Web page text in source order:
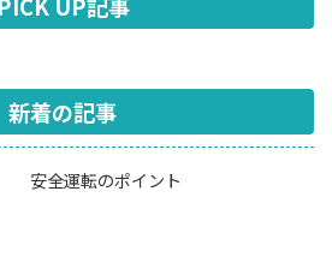
新着の記事
安全運転のポイント